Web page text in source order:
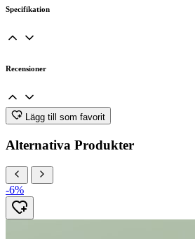
Specifikation
Recensioner
Lägg till som favorit
Alternativa Produkter
-6%